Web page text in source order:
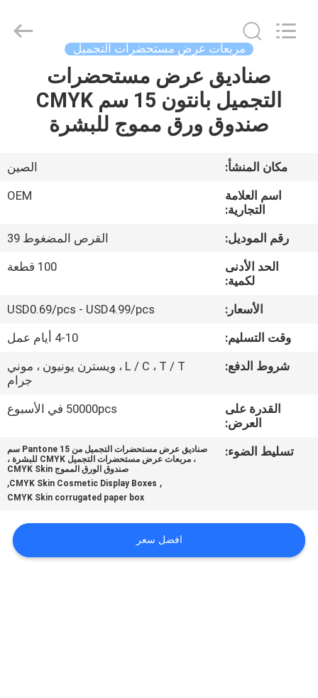
الصفحة
الرئيسية
معلومات
جولة
المعمل
الجودة
اقتباس
خريطة
DISPLAY
CO.,LTD.
مربعات عرض مستحضرات التجميل
صناديق عرض مستحضرات
التجميل بانتون 15 سم CMYK
صندوق ورق مموج للبشرة
مكان المنشأ:
الصين
اسم العلامة
التجارية:
OEM
رقم الموديل:
القرص المضغوط 39
الحد الأدنى
لكمية:
100 قطعة
الأسعار:
USD0.69/pcs - USD4.99/pcs
وقت التسليم:
4-10 أيام عمل
شروط الدفع:
L / C ، T / T ، ويسترن يونيون ، موني
جرام
القدرة على
العرض:
50000pcs في الأسبوع
تسليط الضوء:
صناديق عرض مستحضرات التجميل من Pantone 15 سم
، مربعات عرض مستحضرات التجميل CMYK للبشرة ،
صندوق الورق المموج CMYK Skin
,
CMYK Skin Cosmetic Display Boxes
,
CMYK Skin corrugated paper box
افضل سعر